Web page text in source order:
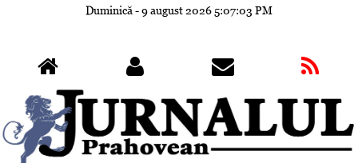
Duminică - 9 august 2026 5:07:06 PM